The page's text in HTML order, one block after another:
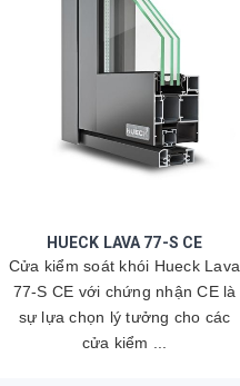
HUECK LAVA 77-S CE
Cửa kiểm soát khói Hueck Lava
77-S CE với chứng nhận CE là
sự lựa chọn lý tưởng cho các
cửa kiểm ...